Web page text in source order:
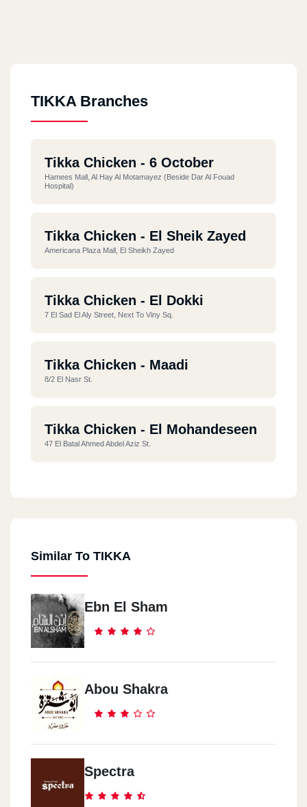
TIKKA Branches
Tikka Chicken - 6 October
Hamees Mall, Al Hay Al Motamayez (beside Dar Al Fouad
Hospital)
Tikka Chicken - El Sheik Zayed
Americana Plaza Mall, El Sheikh Zayed
Tikka Chicken - El Dokki
7 El Sad El Aly Street, Next To Viny Sq.
Tikka Chicken - Maadi
8/2 El Nasr St.
Tikka Chicken - El Mohandeseen
47 El Batal Ahmed Abdel Aziz St.
Tikka Chicken - El Rehab City
Tikka Chicken - Nasr City
30 Mostafa El Nahas St.
Tikka Chicken - Abas El Akaad
9 Abbas El Akkad St.
13 El Khalifa El Ma`moun St., Manshiet El Bakry
Similar To TIKKA
Ebn El Sham
Abou Shakra
Spectra